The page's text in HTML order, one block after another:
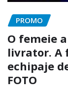
PROMO
O femeie
livrator. A
echipaje
FOTO